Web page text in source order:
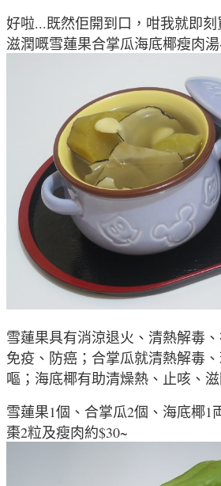
好啦...既然佢開到口 ， 咁我就即
滋潤嘅雪蓮果合掌瓜海底椰瘦肉
雪蓮果具有消涼退火、清熱解毒
免疫、防癌；合掌瓜就清熱解毒 、
嘔；海底椰有助清燥熱、止咳、
雪蓮果1個、合掌瓜2個、海底椰1
棗2粒及瘦肉約$30~